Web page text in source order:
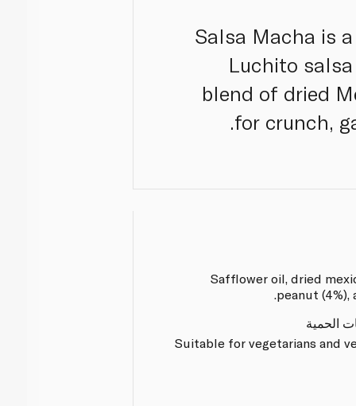
Salsa Macha is
Luchito
blend of dried
for crunch,
Safflower oil, dried
peanut (4%),
الحمية
Suitable for vegetarians and